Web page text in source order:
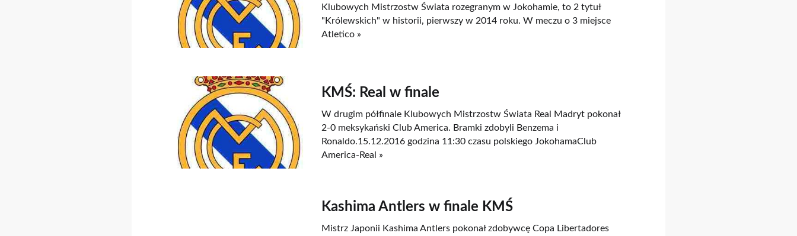
Klubowych Mistrzostw Świata rozegranym w Jokohamie, to 2 tytuł
"Królewskich" w historii, pierwszy w 2014 roku. W meczu o 3 miejsce
Atletico »
KMŚ: Real w finale
W drugim półfinale Klubowych Mistrzostw Świata Real Madryt pokonał
2-0 meksykański Club America. Bramki zdobyli Benzema i
Ronaldo.15.12.2016 godzina 11:30 czasu polskiego JokohamaClub
America-Real »
Kashima Antlers w finale KMŚ
Mistrz Japonii Kashima Antlers pokonał zdobywcę Copa Libertadores